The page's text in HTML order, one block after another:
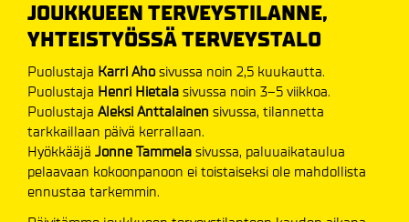
JOUKKUEEN TERVEYSTILANNE,
YHTEISTYÖSSÄ TERVEYSTALO
Puolustaja Karri Ahosivussa noin 2,5 kuukautta.
Puolustaja Henri Hietala sivussa noin 3–5 viikkoa.
Puolustaja Aleksi Anttalainen sivussa, tilannetta
tarkkaillaan päivä kerrallaan.
Hyökkääjä Jonne Tammela sivussa, paluuaikataulua
pelaavaan kokoonpanoon ei toistaiseksi ole mahdollista
ennustaa tarkemmin.